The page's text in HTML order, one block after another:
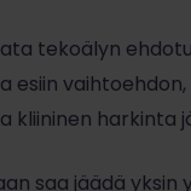
tekoälyn
esiin
kliininen harkinta
saa jäädä yksin